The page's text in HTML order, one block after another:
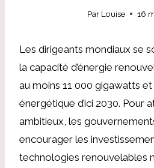
Par Louise 16
Les dirigeants mondiaux se
la capacité d’énergie
au moins 11 000 gigawatts et
énergétique d’ici 2030. Pour
ambitieux, les
encourager les
technologies renouvelables